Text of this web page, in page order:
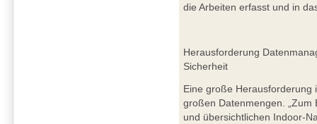
die Arbeiten erfasst und in
Herausforderung
Sicherheit
Eine große Herausforderung
großen Datenmengen. „Zum
und übersichtlichen Indoor-